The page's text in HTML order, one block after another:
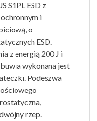
S1PL ESD z
i
o
ESD.
z energią 200 J i
wykonana jest
Podeszwa
rzep.